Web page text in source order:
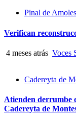
Pinal de Amoles
Verifican
4 meses atrás Voces
Cadereyta de
Atienden derrumbe
Cadereyta de